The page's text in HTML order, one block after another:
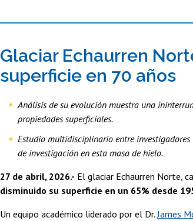
Glaciar Echaurren
superficie en 70 años
Análisis de su evolución muestra una
propiedades superficiales.
Estudio multidisciplinario entre
de investigación en esta masa de hielo.
27 de abril, 2026.- El glaciar Echaurren Norte,
disminuido su superficie en un 65% desde
Un equipo académico liderado por el Dr.James